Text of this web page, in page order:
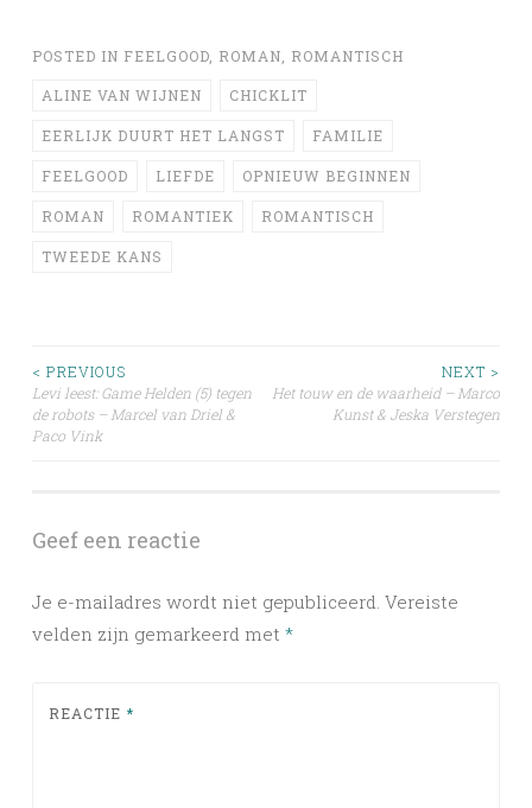
POSTED IN FEELGOOD, ROMAN, ROMANTISCH
ALINE VAN WIJNEN CHICKLIT
EERLIJK DUURT HET LANGST FAMILIE
FEELGOOD LIEFDE OPNIEUW BEGINNEN
ROMAN ROMANTIEK ROMANTISCH
TWEEDE KANS
Post
navigation
< PREVIOUS
Levi leest: Game Helden (5) tegen
de robots – Marcel van Driel &
Paco Vink
NEXT >
Het touw en de waarheid – Marco
Kunst & Jeska Verstegen
Geef een reactie
Je e-mailadres wordt niet gepubliceerd. Vereiste
velden zijn gemarkeerd met *
REACTIE *